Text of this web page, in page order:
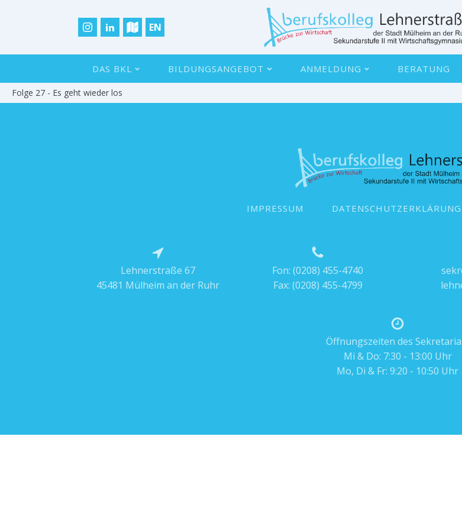
EN
DAS BKL BILDUNGSANGEBOT ANMELDUNG BERATUNG
Folge 27 - Es geht wieder los
IMPRESSUM DATENSCHUTZERKLÄRUNG
Lehnerstraße 67
45481 Mülheim an der Ruhr
Fon: (0208) 455-4740
Fax: (0208) 455-4799
Öffnungszeiten des
Mi & Do: 7:30 - 13:00 Uhr
Mo, Di & Fr: 9:20 - 10:50 Uhr